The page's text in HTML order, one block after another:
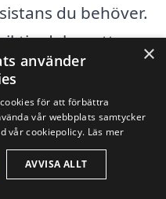
du behöver.
del av att
deras
att anlita ett
du vara säker
och på ett
×
använder
för att förbättra
vår webbplats samtycker
vår cookiepolicy. Läs mer
AVVISA ALLT